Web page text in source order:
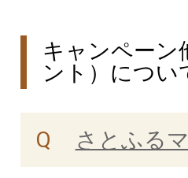
キャンペーン
ント）につい
さとふる